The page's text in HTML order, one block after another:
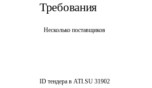
Требования
Несколько поставщиков
ID тендера в ATI.SU 31902